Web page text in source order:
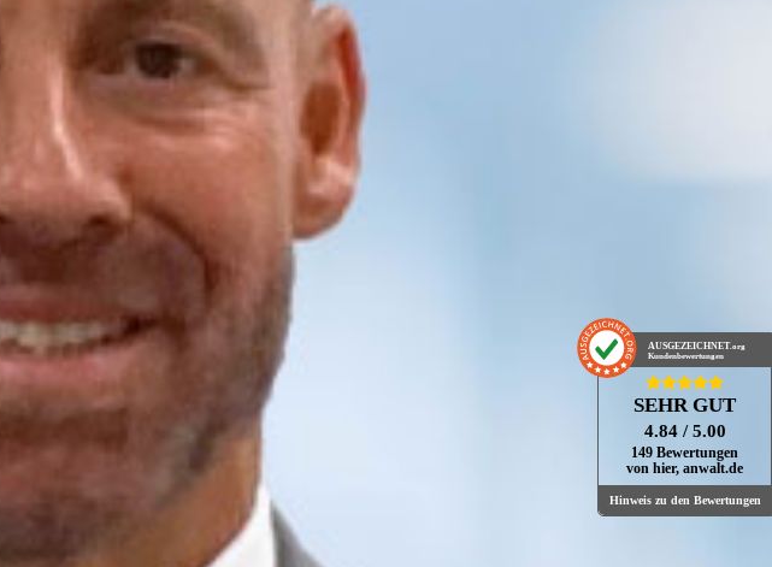
AUSGEZEICHNET .org
Kundenbewertungen
SEHR GUT
4.84 / 5.00
149 Bewertungen
von hier, anwalt.de
Hinweis zu den Bewertungen